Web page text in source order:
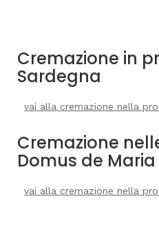
Cremazione in
Sardegna
vai alla cremazione nella
Cremazione
Domus de Maria
vai alla cremazione nella